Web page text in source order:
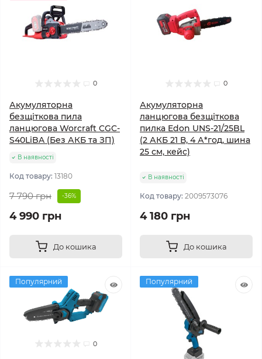
0
Акумуляторна
безщіткова пила
ланцюгова Worcraft CGC-
S40LiBA (Без АКБ та ЗП)
В наявності
Код товару: 13180
7 790 грн -36%
4 990 грн
До кошика
0
Акумуляторна
ланцюгова безщіткова
пилка Edon UNS-21/25BL
(2 АКБ 21 В, 4 А*год, шина
25 см, кейс)
В наявності
Код товару: 2009573076
4 180 грн
До кошика
Популярний
0
Популярний